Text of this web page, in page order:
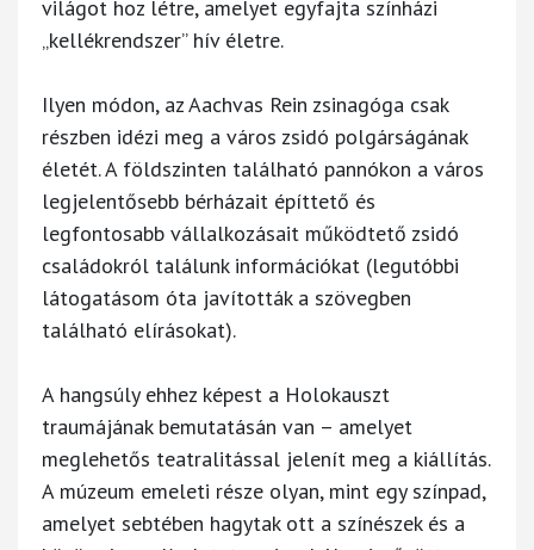
világot hoz létre, amelyet egyfajta színházi
„kellékrendszer” hív életre.
Ilyen módon, az Aachvas Rein zsinagóga csak
részben idézi meg a város zsidó polgárságának
életét. A földszinten található pannókon a város
legjelentősebb bérházait építtető és
legfontosabb vállalkozásait működtető zsidó
családokról találunk információkat (legutóbbi
látogatásom óta javították a szövegben
található elírásokat).
A hangsúly ehhez képest a Holokauszt
traumájának bemutatásán van – amelyet
meglehetős teatralitással jelenít meg a kiállítás.
A múzeum emeleti része olyan, mint egy színpad,
amelyet sebtében hagytak ott a színészek és a